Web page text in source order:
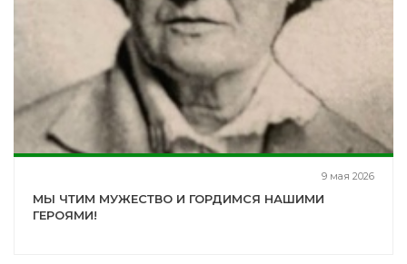
9 мая 2026
МЫ ЧТИМ МУЖЕСТВО И ГОРДИМСЯ НАШИМИ
ГЕРОЯМИ!